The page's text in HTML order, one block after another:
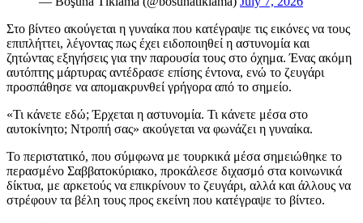
Στο βίντεο ακούγεται η γυναίκα που κατέγραψε τις εικόνες να τους
επιπλήττει, λέγοντας πως έχει ειδοποιηθεί η αστυνομία και
ζητώντας εξηγήσεις για την παρουσία τους στο όχημα. Ένας ακόμη
αυτόπτης μάρτυρας αντέδρασε επίσης έντονα, ενώ το ζευγάρι
προσπάθησε να απομακρυνθεί γρήγορα από το σημείο.
«Τι κάνετε εδώ; Έρχεται η αστυνομία. Τι κάνετε μέσα στο
αυτοκίνητο; Ντροπή σας» ακούγεται να φωνάζει η γυναίκα.
Το περιστατικό, που σύμφωνα με τουρκικά μέσα σημειώθηκε το
περασμένο Σαββατοκύριακο, προκάλεσε διχασμό στα κοινωνικά
δίκτυα, με αρκετούς να επικρίνουν το ζευγάρι, αλλά και άλλους να
στρέφουν τα βέλη τους προς εκείνη που κατέγραψε το βίντεο.